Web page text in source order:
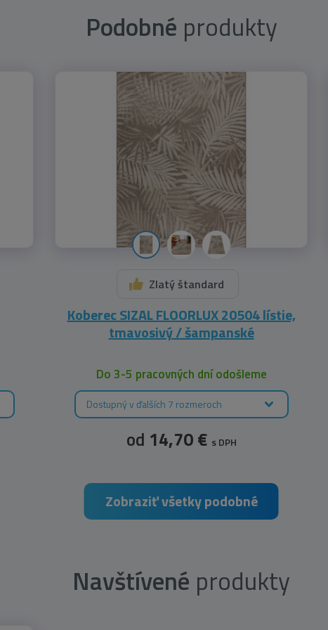
Podobné produkty
Zlatý štandard
Koberec SIZAL FLOORLUX 20504 lístie,
tmavosivý / šampanské
Do 3-5 pracovných dní odošleme
Dostupný v ďalších 7 rozmeroch
od 14,70 € s DPH
Zobraziť všetky podobné
Navštívené produkty